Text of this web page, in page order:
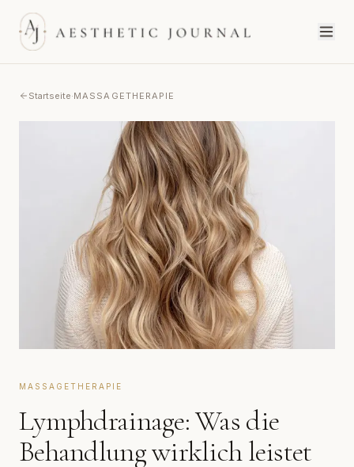
Startseite·MASSAGETHERAPIE
MASSAGETHERAPIE
Lymphdrainage: Was die
Behandlung wirklich leistet